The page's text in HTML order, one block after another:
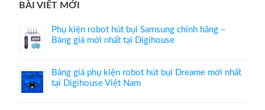
BÀI VIẾT MỚI
Phụ kiện robot hút bụi Samsung chính hãng –
Bảng giá mới nhất tại Digihouse
Bảng giá phụ kiện robot hút bụi Dreame mới nhất
tại Digihouse Việt Nam